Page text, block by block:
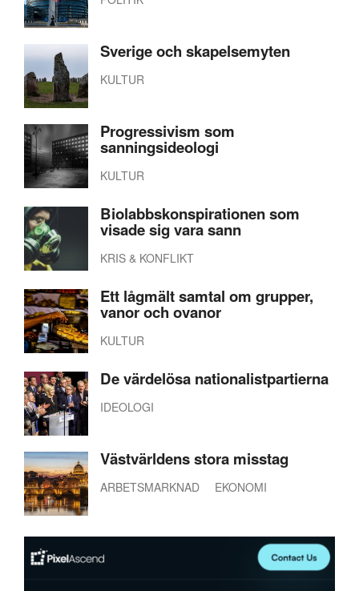
Sverige och skapelsemyten
KULTUR
Progressivism som
sanningsideologi
KULTUR
Biolabbskonspirationen som
visade sig vara sann
KRIS & KONFLIKT
Ett lågmält samtal om grupper,
vanor och ovanor
KULTUR
De värdelösa nationalistpartierna
IDEOLOGI
Västvärldens stora misstag
ARBETSMARKNAD EKONOMI